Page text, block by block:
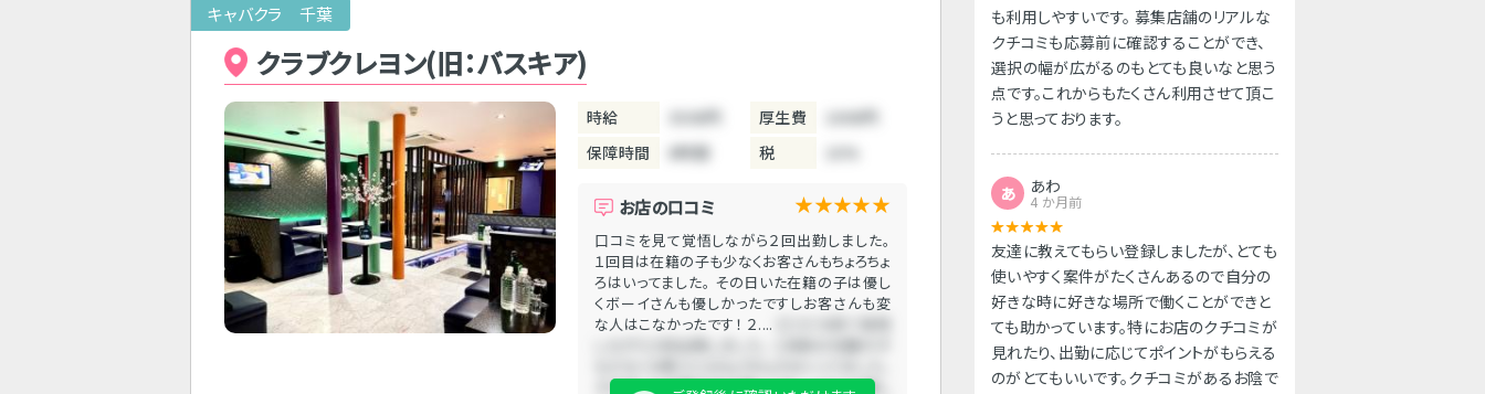
キャバクラ 千葉
クラブクレヨン(旧：バスキア)
時給 3500円 厚生費
1000円
保障時間
6時間 税
お店の口コミ ★★★★★
口コミを見て覚悟しながら２回出勤しました。
１回目は在籍の子も少なくお客さんもちょろちょ
ろはいってました。 その日いた在籍の子は優し
くボーイさんも優しかったですしお客さんも変
な人はこなかったです！ ２....
その日いた在籍の子は優しくボーイさんも優し
も利用しやすいです。 募集店舗のリアルな
クチコミも応募前に確認することができ、
選択の幅が広がるのもとても良いなと思う
点です。これからもたくさん利用させて頂こ
うと思っております。
あ あわ
4 か月前
友達に教えてもらい登録しましたが、とても
使いやすく案件がたくさんあるので自分の
好きな時に好きな場所で働くことができと
ても助かっています。特にお店のクチコミが
見れたり、出勤に応じてポイントがもらえる
のがとてもいいです。クチコミがあるお陰で